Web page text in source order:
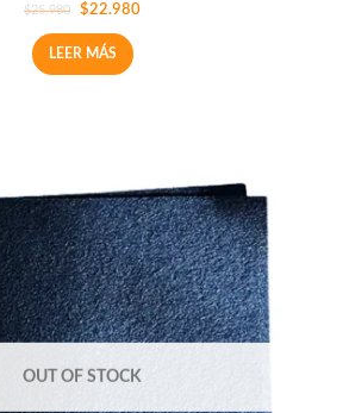
$25.980 $22.980
LEER MÁS
OUT OF STOCK